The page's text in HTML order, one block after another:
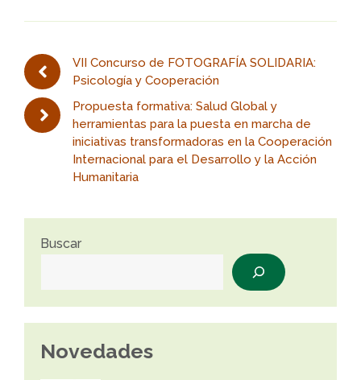
VII Concurso de FOTOGRAFÍA SOLIDARIA:
Psicología y Cooperación
Propuesta formativa: Salud Global y
herramientas para la puesta en marcha de
iniciativas transformadoras en la Cooperación
Internacional para el Desarrollo y la Acción
Humanitaria
Buscar
Novedades